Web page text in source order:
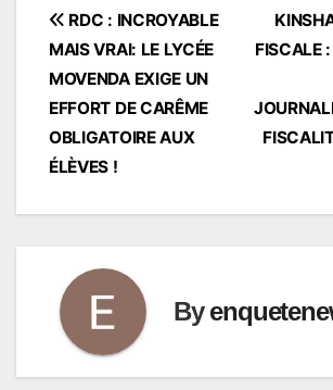
Navigation
de
l’article
FISCALE
RDC : INCROYABLE
MAIS VRAI: LE LYCÉE
MOVENDA EXIGE UN
EFFORT DE CARÊME
OBLIGATOIRE AUX
ÉLÈVES !
By